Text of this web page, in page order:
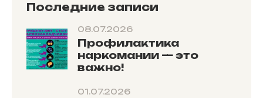
Последние записи
08.07.2026
Профилактика
наркомании — это
важно!
01.07.2026